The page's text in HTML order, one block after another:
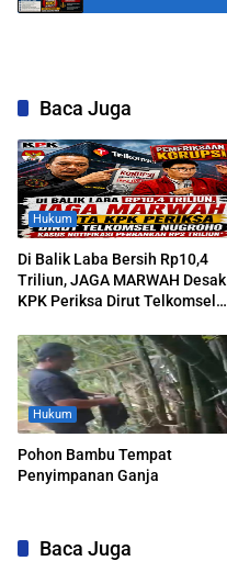
Diverifikasi
Baca Juga
Hukum
Di Balik Laba Bersih Rp10,4
Triliun, JAGA MARWAH Desak
KPK Periksa Dirut Telkomsel
Notifikasi Perbankan
Hukum
Pohon Bambu Tempat
Penyimpanan Ganja
Baca Juga